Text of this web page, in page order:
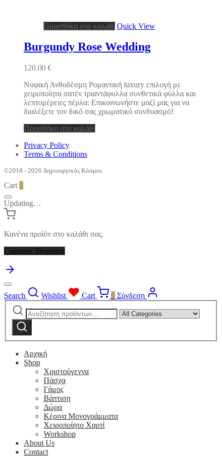
Προσθήκη στο καλάθι Quick View
Burgundy Rose Wedding
120.00 €
Νυφική Ανθοδέσμη Ρομαντική luxury επιλογή με
χειροποίητα σατέν τριαντάφυλλα συνθετικά φύλλα και
λεπτομέρειες πέρλα: Επικοινωνήστε μαζί μας για να
διαλέξετε τον δικό σας χρωματικό συνδυασμό!
Προσθήκη στο καλάθι
Privacy Policy
Terms & Conditions
©2018 - 2026 Δημιουργικός Κόσμος
Cart
Updating…
Κανένα προϊόν στο καλάθι σας.
Continue Shopping
Search Wishlist Cart
Σύνδεση
Αναζήτηση
για:
Narrow
by
Αναζήτηση
Αρχική
Shop
Χριστούγεννα
Πάσχα
Γάμος
Βάπτιση
Δώρα
Κέρινα Μονογράμματα
Χειροποίητο Χαρτί
Workshop
About Us
Contact